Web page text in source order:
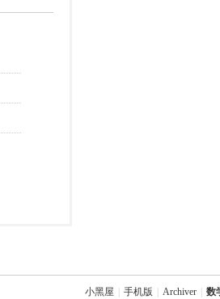
小黑屋 手机版 Archiver 数